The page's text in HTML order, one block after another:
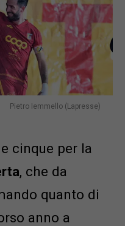
Pietro Iemmello (Lapresse)
cinque per la
, che da
quanto di
anno a